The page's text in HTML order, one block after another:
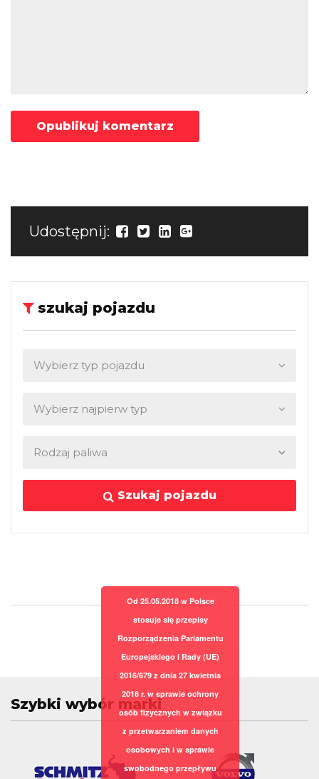
Udostępnij:
szukaj pojazdu
Szukaj pojazdu
Szybki wybór marki
Od 25.05.2018 w Polsce
stosuje się przepisy
Rozporządzenia Parlamentu
Europejskiego i Rady (UE)
2016/679 z dnia 27 kwietnia
2016 r. w sprawie ochrony
osób fizycznych w związku
z przetwarzaniem danych
osobowych i w sprawie
swobodnego przepływu